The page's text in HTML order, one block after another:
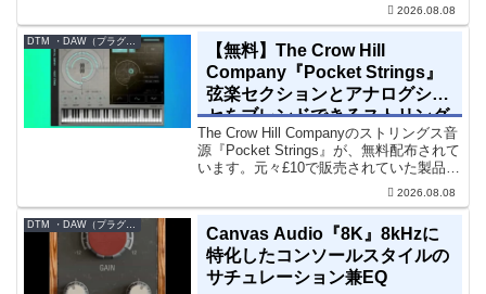
ノラル再生でも崩さずにミックス全体の
ます。現在、全...
2026.08.08
DTM ・DAW（プラグイン、シンセなど）のセール情報
【無料】The Crow Hill
Company『Pocket Strings』
弦楽セクションとアナログシン
セをブレンドできるストリング
ス音源プラグイン
The Crow Hill Companyのストリングス音
源『Pocket Strings』が、無料配布されて
います。元々£10で販売されていた製品で
す。『Pocket Strings』についてPocket
2026.08.08
Canvas Audio『8K』8kHzに
特化したコンソールスタイルの
サチュレーション兼EQ